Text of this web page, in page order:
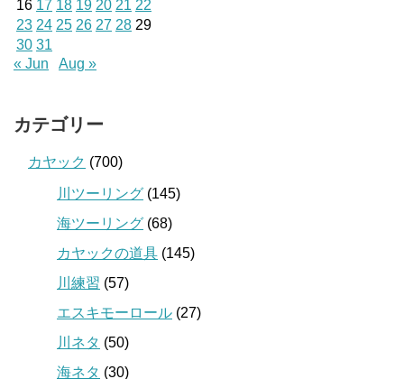
16 17 18 19 20 21 22
23 24 25 26 27 28 29
30 31
« Jun
Aug »
カテゴリー
カヤック (700)
川ツーリング (145)
海ツーリング (68)
カヤックの道具 (145)
川練習 (57)
エスキモーロール (27)
川ネタ (50)
海ネタ (30)